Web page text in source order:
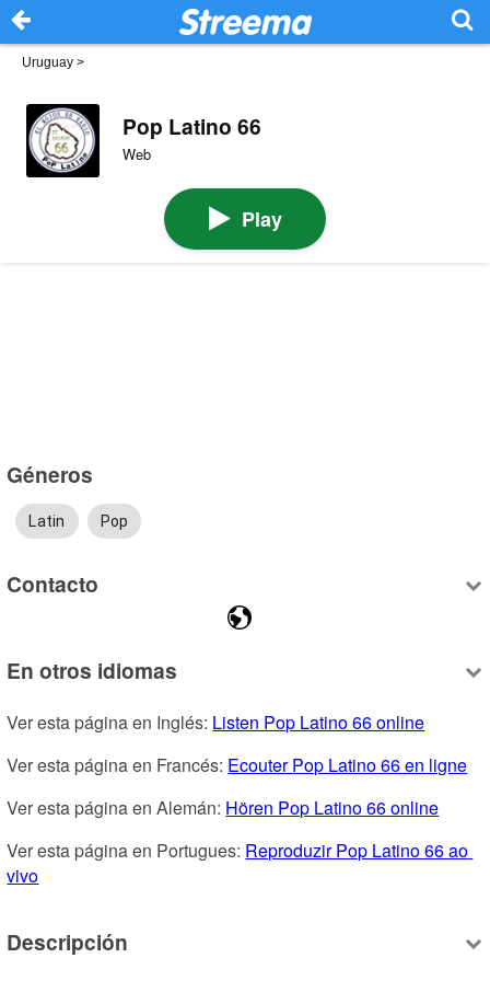
Uruguay >
Pop Latino 66
Web
Play
Géneros
Latin Pop
Contacto
En otros idiomas
Ver esta página en Inglés: Listen Pop Latino 66 online
Ver esta página en Francés: Ecouter Pop Latino 66 en ligne
Ver esta página en Alemán: Hören Pop Latino 66 online
Ver esta página en Portugues: Reproduzir Pop Latino 66 ao
vivo
Descripción